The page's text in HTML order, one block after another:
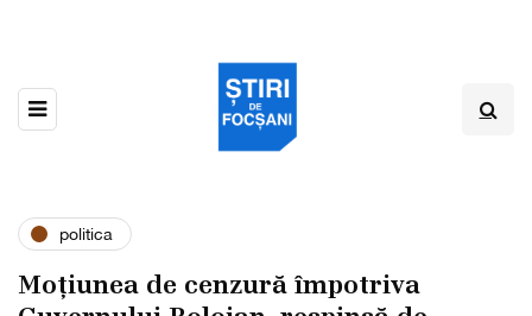
politica
Moțiunea de cenzură împotriva